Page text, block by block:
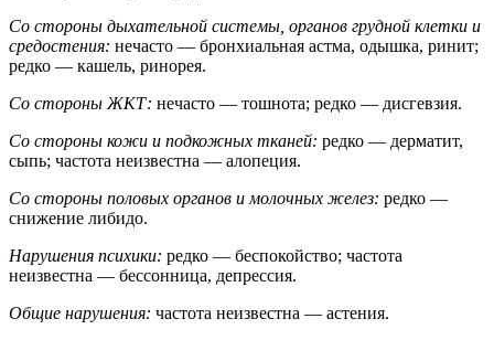
Со стороны дыхательной системы, органов грудной клетки и
средостения: нечасто — бронхиальная астма, одышка, ринит;
редко — кашель, ринорея.
Со стороны ЖКТ: нечасто — тошнота; редко — дисгевзия.
Со стороны кожи и подкожных тканей: редко — дерматит,
сыпь; частота неизвестна — алопеция.
Со стороны половых органов и молочных желез: редко —
снижение либидо.
Нарушения психики: редко — беспокойство; частота
неизвестна — бессонница, депрессия.
Общие нарушения: частота неизвестна — астения.